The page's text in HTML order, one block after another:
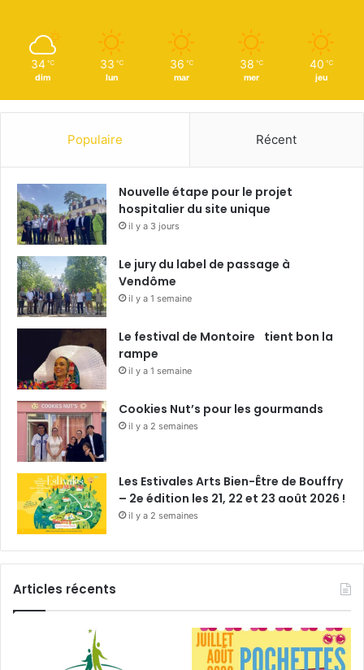
34 ℃
dim
33 ℃
lun
36 ℃
mar
38 ℃
mer
40 ℃
jeu
Populaire Récent
Nouvelle étape pour le projet
hospitalier du site unique
il y a 3 jours
Le jury du label de passage à
Vendôme
il y a 1 semaine
Le festival de Montoire tient bon la
rampe
il y a 1 semaine
Cookies Nut’s pour les gourmands
il y a 2 semaines
Les Estivales Arts Bien-Être de Bouffry
– 2e édition les 21, 22 et 23 août 2026 !
il y a 2 semaines
Articles récents